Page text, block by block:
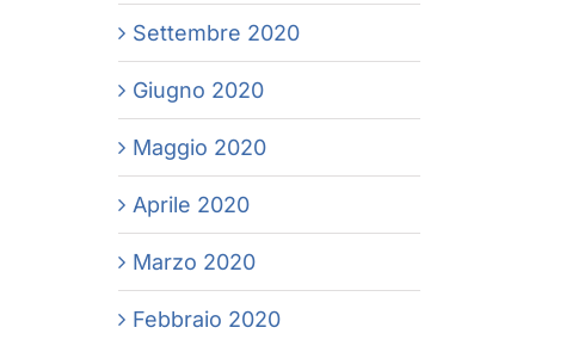
Settembre 2020
Giugno 2020
Maggio 2020
Aprile 2020
Marzo 2020
Febbraio 2020